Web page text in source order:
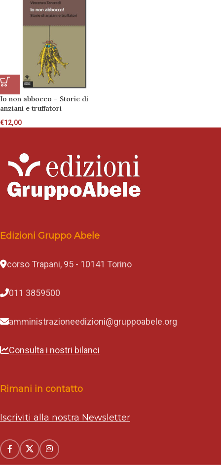
Io non abbocco – Storie di
anziani e truffatori
€12,00
Edizioni Gruppo Abele
corso Trapani, 95 - 10141 Torino
011 3859500
amministrazioneedizioni@gruppoabele.org
Consulta i nostri bilanci
Rimani in contatto
Iscriviti alla nostra Newsletter